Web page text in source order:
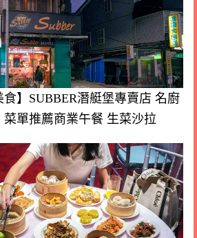
食】SUBBER潛艇堡專賣店 名廚
菜單推薦商業午餐 生菜沙拉